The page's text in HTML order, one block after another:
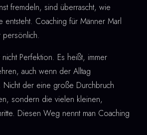
fremdeln, sind überrascht, wie
entsteht. Coaching für Männer Marl
persönlich.
Perfektion. Es heißt, immer
auch wenn der Alltag
Nicht der eine große Durchbruch
sondern die vielen kleinen,
Diesen Weg nennt man Coaching